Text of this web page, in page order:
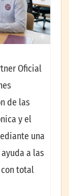
Oficial
de las
y el
una
a las
total